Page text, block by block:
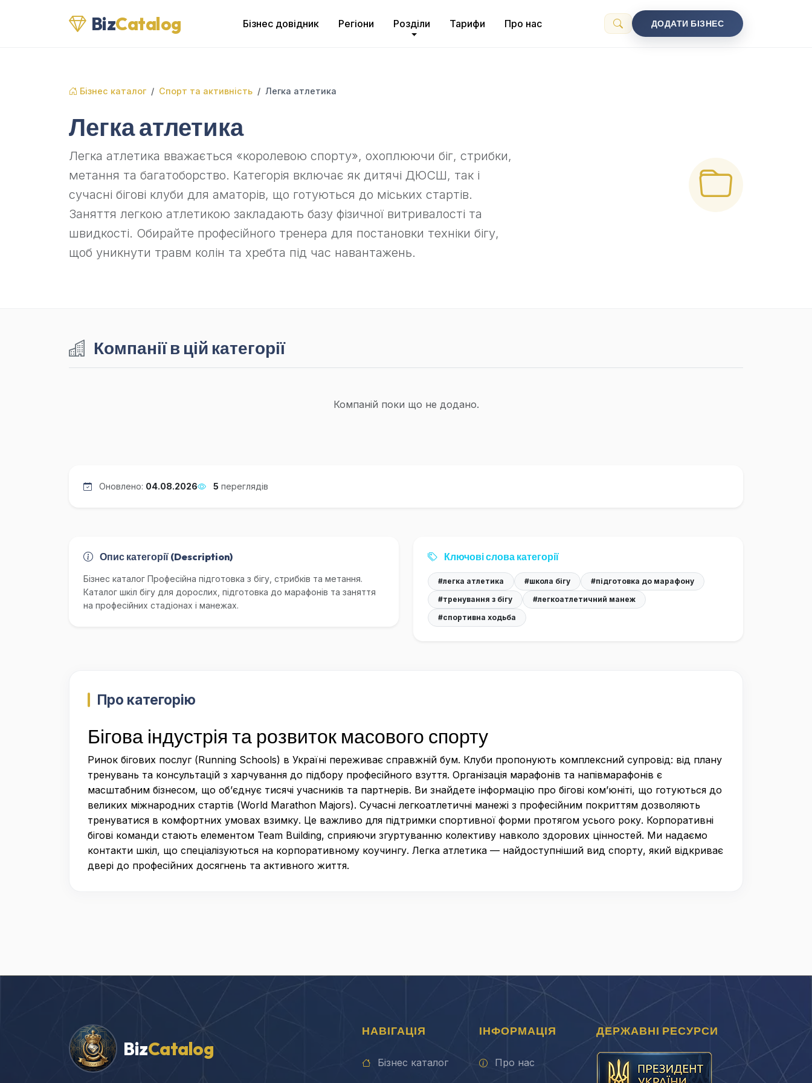
BizCatalog Бізнес довідник Регіони Розділи Тарифи Про нас ДОДАТИ БІЗНЕС
Бізнес каталог Спорт та активність Легка атлетика
Легка атлетика
Легка атлетика вважається «королевою спорту», охоплюючи біг, стрибки,
метання та багатоборство. Категорія включає як дитячі ДЮСШ, так і
сучасні бігові клуби для аматорів, що готуються до міських стартів.
Заняття легкою атлетикою закладають базу фізичної витривалості та
швидкості. Обирайте професійного тренера для постановки техніки бігу,
щоб уникнути травм колін та хребта під час навантажень.
Компанії в цій категорії
Компаній поки що не додано.
Оновлено: 04.08.2026 5 переглядів
Опис категорії (Description)
Бізнес каталог Професійна підготовка з бігу, стрибків та метання.
Каталог шкіл бігу для дорослих, підготовка до марафонів та заняття
на професійних стадіонах і манежах.
Ключові слова категорії
#легка атлетика #школа бігу
#підготовка до марафону
#тренування з бігу
#легкоатлетичний манеж
#спортивна ходьба
Про категорію
Бігова індустрія та розвиток масового спорту
Ринок бігових послуг (Running Schools) в Україні переживає справжній бум. Клуби пропонують комплексний супровід: від плану
тренувань та консультацій з харчування до підбору професійного взуття. Організація марафонів та напівмарафонів є
масштабним бізнесом, що об’єднує тисячі учасників та партнерів. Ви знайдете інформацію про бігові ком’юніті, що готуються до
великих міжнародних стартів (World Marathon Majors). Сучасні легкоатлетичні манежі з професійним покриттям дозволяють
тренуватися в комфортних умовах взимку. Це важливо для підтримки спортивної форми протягом усього року. Корпоративні
бігові команди стають елементом Team Building, сприяючи згуртуванню колективу навколо здорових цінностей. Ми надаємо
контакти шкіл, що спеціалізуються на корпоративному коучингу. Легка атлетика — найдоступніший вид спорту, який відкриває
двері до професійних досягнень та активного життя.
BizCatalog
НАВІГАЦІЯ
Бізнес каталог
ІНФОРМАЦІЯ
Про нас
ДЕРЖАВНІ РЕСУРСИ